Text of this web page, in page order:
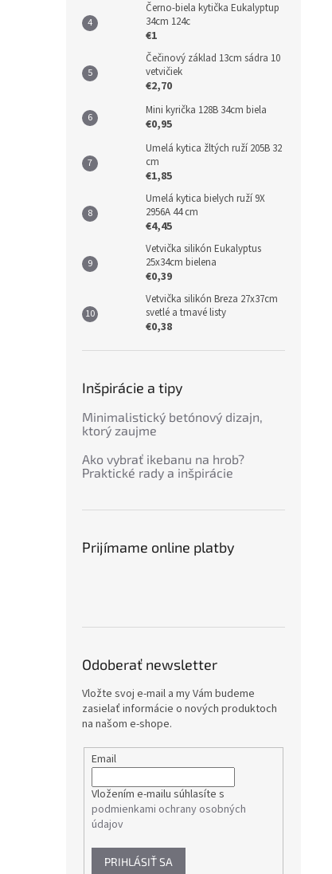
Černo-biela kytička Eukalyptup
34cm 124c
€1
Čečinový základ 13cm sádra 10
vetvičiek
€2,70
Mini kyrička 128B 34cm biela
€0,95
Umelá kytica žltých ruží 205B 32
cm
€1,85
Umelá kytica bielych ruží 9X
2956A 44 cm
€4,45
Vetvička silikón Eukalyptus
25x34cm bielena
€0,39
Vetvička silikón Breza 27x37cm
svetlé a tmavé listy
€0,38
Inšpirácie a tipy
Minimalistický betónový dizajn,
ktorý zaujme
Ako vybrať ikebanu na hrob?
Praktické rady a inšpirácie
Prijímame online platby
Odoberať newsletter
Vložte svoj e-mail a my Vám budeme
zasielať informácie o nových produktoch
na našom e-shope.
Email
Vložením e-mailu súhlasíte s
podmienkami ochrany osobných
údajov
PRIHLÁSIŤ SA